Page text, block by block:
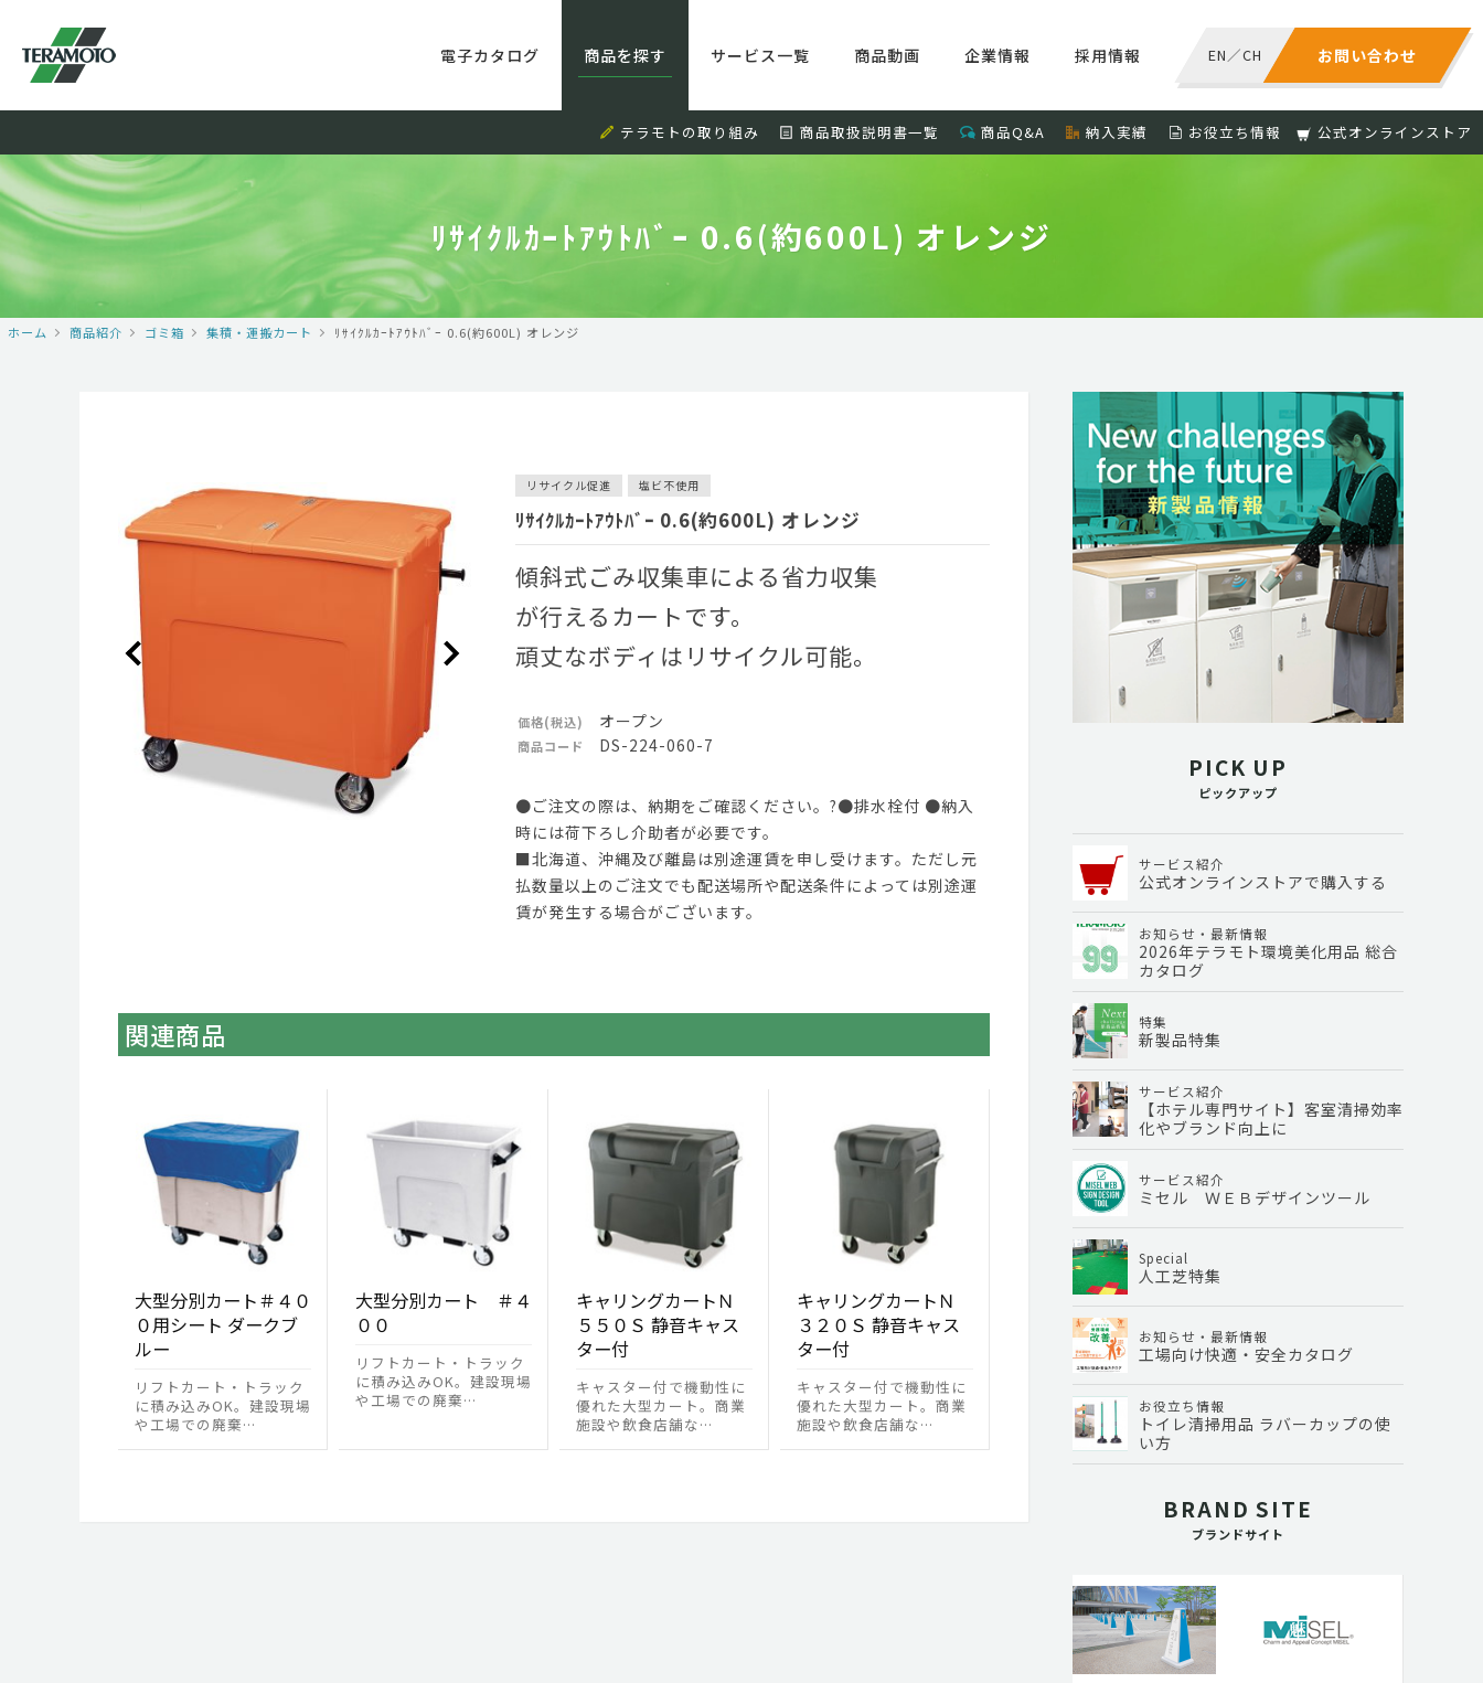
お問い合わせ
EN／CH
電子カタログ 商品を探す サービス一覧 商品動画 企業情報 採用情報
テラモトの取り組み 商品取扱説明書一覧 商品Q&A 納入実績 お役立ち情報 公式オンラインストア
ﾘｻｲｸﾙｶｰﾄｱｳﾄﾊﾞｰ 0.6(約600L) オレンジ
ホーム 商品紹介 ゴミ箱 集積・運搬カート ﾘｻｲｸﾙｶｰﾄｱｳﾄﾊﾞｰ 0.6(約600L) オレンジ
リサイクル促進 塩ビ不使用
ﾘｻｲｸﾙｶｰﾄｱｳﾄﾊﾞｰ 0.6(約600L) オレンジ
傾斜式ごみ収集車による省力収集
が行えるカートです。
頑丈なボディはリサイクル可能。
価格(税込) オープン
商品コード DS-224-060-7
●ご注文の際は、納期をご確認ください。?●排水栓付 ●納入
時には荷下ろし介助者が必要です。
■北海道、沖縄及び離島は別途運賃を申し受けます。ただし元
払数量以上のご注文でも配送場所や配送条件によっては別途運
賃が発生する場合がございます。
関連商品
大型分別カート＃４０
０用シート ダークブ
ルー
リフトカート・トラック
に積み込みOK。建設現場
や工場での廃棄…
大型分別カート ＃４
００
リフトカート・トラック
に積み込みOK。建設現場
や工場での廃棄…
キャリングカートＮ
５５０Ｓ 静音キャス
ター付
キャスター付で機動性に
優れた大型カート。商業
施設や飲食店舗な…
キャリングカートＮ
３２０Ｓ 静音キャス
ター付
キャスター付で機動性に
優れた大型カート。商業
施設や飲食店舗な…
PICK UP
ピックアップ
サービス紹介
公式オンラインストアで購入する
お知らせ・最新情報
2026年テラモト環境美化用品 総合
カタログ
特集
新製品特集
サービス紹介
【ホテル専門サイト】客室清掃効率
化やブランド向上に
サービス紹介
ミセル ＷＥＢデザインツール
Special
人工芝特集
お知らせ・最新情報
工場向け快適・安全カタログ
お役立ち情報
トイレ清掃用品 ラバーカップの使
い方
BRAND SITE
ブランドサイト